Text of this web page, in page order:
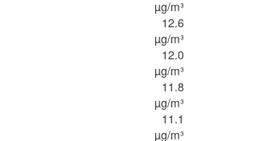
µg/m³
12.6
µg/m³
12.0
µg/m³
11.8
µg/m³
11.1
µg/m³